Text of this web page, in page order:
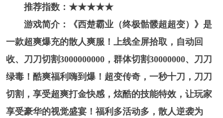
推荐指数：★★★★★
游戏简介：《西楚霸业（终极骷髅超超变）》是
一款超爽爆充的散人爽服！上线全屏拾取，自动回
收、刀刀切割3000000000，群体切割30000000、刀刀
绿毒！酷爽福利嗨到爆！超变传奇，一秒十刀，刀刀
切割，享受超爽打金快感，炫酷的技能特效，让玩家
享受豪华的视觉盛宴！福利多活动多，散人逆袭为